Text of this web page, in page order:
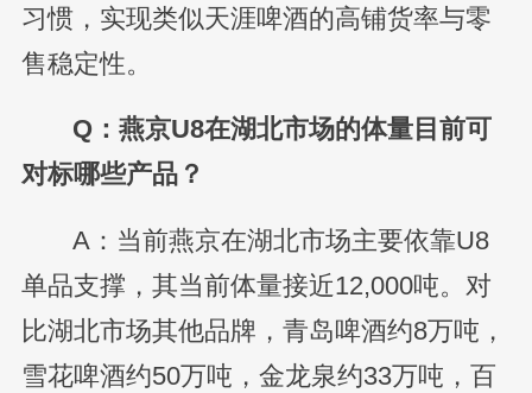
习惯，实现类似天涯啤酒的高铺货率与零
售稳定性。
Q：燕京U8在湖北市场的体量目前可
对标哪些产品？
A：当前燕京在湖北市场主要依靠U8
单品支撑，其当前体量接近12,000吨。对
比湖北市场其他品牌，青岛啤酒约8万吨，
雪花啤酒约50万吨，金龙泉约33万吨，百